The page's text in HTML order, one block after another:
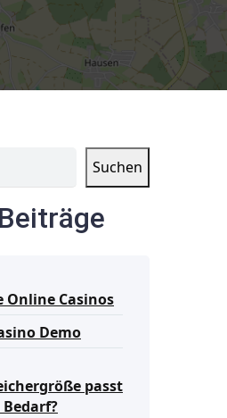
Suchen
Online Casinos
Demo
passt